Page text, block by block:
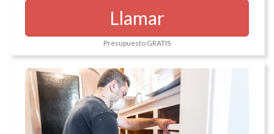
Llamar
Presupuesto GRATIS